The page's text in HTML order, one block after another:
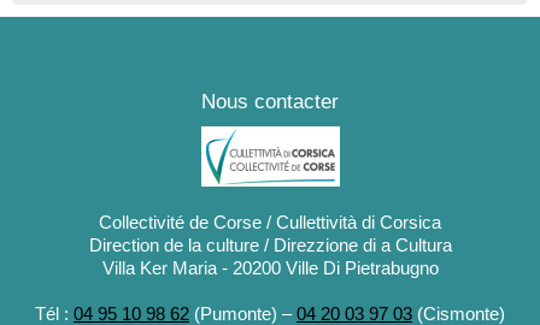
Nous contacter
Collectivité de Corse / Cullettività di Corsica
Direction de la culture / Direzzione di a Cultura
Villa Ker Maria - 20200 Ville Di Pietrabugno
Tél : 04 95 10 98 62 (Pumonte) –04 20 03 97 03 (Cismonte)